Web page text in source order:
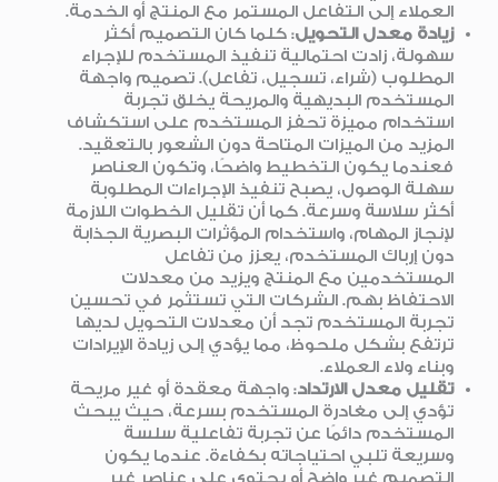
العملاء إلى التفاعل المستمر مع المنتج أو الخدمة.
زيادة معدل التحويل: كلما كان التصميم أكثر
سهولة، زادت احتمالية تنفيذ المستخدم للإجراء
المطلوب (شراء، تسجيل، تفاعل). تصميم واجهة
المستخدم البديهية والمريحة يخلق تجربة
استخدام مميزة تحفز المستخدم على استكشاف
المزيد من الميزات المتاحة دون الشعور بالتعقيد.
فعندما يكون التخطيط واضحًا، وتكون العناصر
سهلة الوصول، يصبح تنفيذ الإجراءات المطلوبة
أكثر سلاسة وسرعة. كما أن تقليل الخطوات اللازمة
لإنجاز المهام، واستخدام المؤثرات البصرية الجذابة
دون إرباك المستخدم، يعزز من تفاعل
المستخدمين مع المنتج ويزيد من معدلات
الاحتفاظ بهم. الشركات التي تستثمر في تحسين
تجربة المستخدم تجد أن معدلات التحويل لديها
ترتفع بشكل ملحوظ، مما يؤدي إلى زيادة الإيرادات
وبناء ولاء العملاء.
تقليل معدل الارتداد: واجهة معقدة أو غير مريحة
تؤدي إلى مغادرة المستخدم بسرعة، حيث يبحث
المستخدم دائمًا عن تجربة تفاعلية سلسة
وسريعة تلبي احتياجاته بكفاءة. عندما يكون
التصميم غير واضح أو يحتوي على عناصر غير